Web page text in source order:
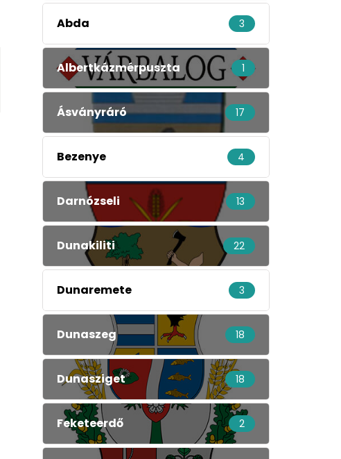
Abda 3
Albertkázmérpuszta 1
Ásványráró 17
Bezenye 4
Darnózseli 13
Dunakiliti 22
Dunaremete 3
Dunaszeg 18
Dunasziget 18
Feketeerdő 2